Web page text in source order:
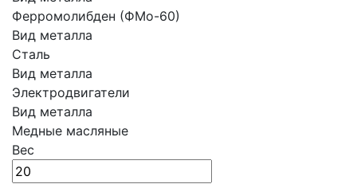
Ферромолибден (ФМо-60)
Вид металла
Сталь
Вид металла
Электродвигатели
Вид металла
Медные масляные
Вес